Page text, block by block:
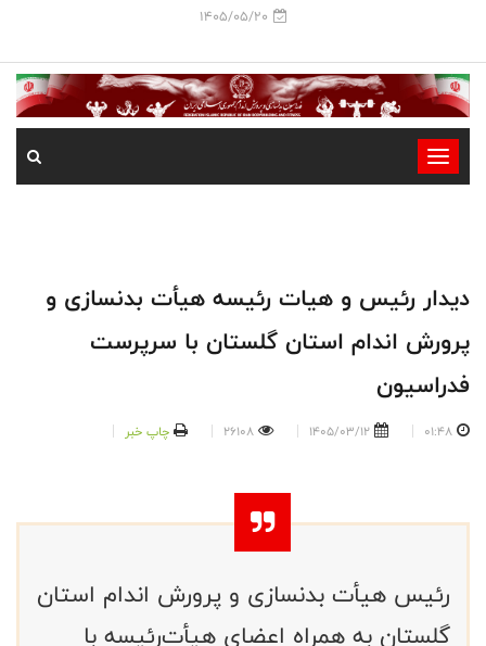
1405/05/20
-
-
-
-
دیدار رئیس و هیات رئیسه هیأت بدنسازی و
پرورش اندام استان گلستان با سرپرست
فدراسیون
01:48
1405/03/12
26108 چاپ خبر
رئیس هیأت بدنسازی و پرورش اندام استان
گلستان به همراه اعضای هیأت‌رئیسه با